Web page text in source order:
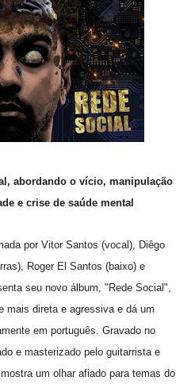
abordando o vício, manipulação
e crise de saúde mental
por Vitor Santos (vocal), Diêgo
Roger El Santos (baixo) e
seu novo álbum, "Rede Social",
mais direta e agressiva e dá um
em português. Gravado no
e masterizado pelo guitarrista e
um olhar afiado para temas do